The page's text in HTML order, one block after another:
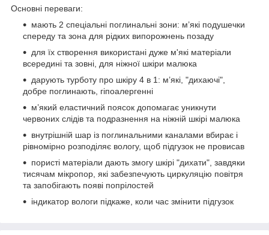
Основні переваги:
мають 2 спеціальні поглинальні зони: м’які подушечки
спереду та зона для рідких випорожнень позаду
для їх створення використані дуже м'які матеріали
всередині та зовні, для ніжної шкіри малюка
дарують турботу про шкіру 4 в 1: м’які, "дихаючі",
добре поглинають, гіпоалергенні
м’який еластичний поясок допомагає уникнути
червоних слідів та подразнення на ніжній шкірі малюка
внутрішній шар із поглинальними каналами вбирає і
рівномірно розподіляє вологу, щоб підгузок не провисав
пористі матеріали дають змогу шкірі "дихати", завдяки
тисячам мікропор, які забезпечують циркуляцію повітря
та запобігають появі попрілостей
індикатор вологи підкаже, коли час змінити підгузок